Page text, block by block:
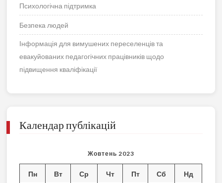
Психологічна підтримка
Безпека людей
Інформація для вимушених переселенців та
евакуйованих педагогічних працівників щодо
підвищення кваліфікації
Календар публікацій
Жовтень 2023
Пн Вт Ср Чт Пт Сб Нд